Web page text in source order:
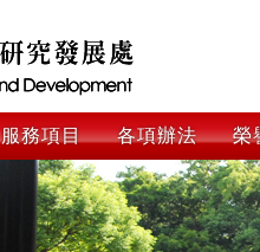
服務項目 各項辦法 榮